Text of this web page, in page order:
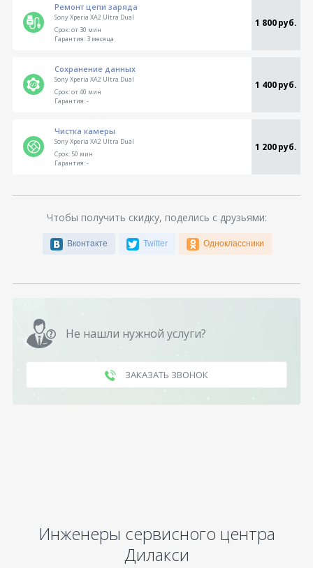
Ремонт цепи заряда
Sony Xperia XA2 Ultra Dual 1 800 руб.
Срок:от 30 мин
Гарантия:3 месяца
Сохранение данных
Sony Xperia XA2 Ultra Dual 1 400 руб.
Срок:от 40 мин
Гарантия:-
Чистка камеры
Sony Xperia XA2 Ultra Dual 1 200 руб.
Срок:50 мин
Гарантия:-
Чтобы получить скидку, поделись с друзьями:
Вконтакте Twitter Одноклассники
Не нашли нужной услуги?
ЗАКАЗАТЬ ЗВОНОК
Инженеры сервисного центра
Дилакси